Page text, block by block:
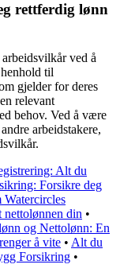
rettferdig lønn
ved å
til
gjelder for deres
relevant
behov. Ved å være
arbeidstakere,
Alt du
Forsikre deg
Watercircles
nettolønnen din •
og Nettolønn: En
å vite • Alt du
Forsikring •